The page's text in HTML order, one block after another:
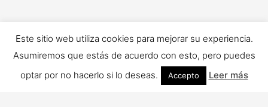
Este sitio web utiliza cookies para mejorar su experiencia.
Asumiremos que estás de acuerdo con esto, pero puedes
optar por no hacerlo si lo deseas.
Accepto Leer más